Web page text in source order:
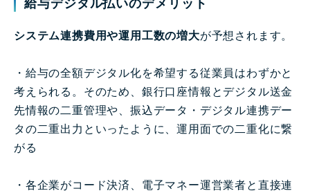
システム連携費用や運用工数の増大が予想されます。
・給与の全額デジタル化を希望する従業員はわずかと
考えられる。そのため、銀行口座情報とデジタル送金
先情報の二重管理や、振込データ・デジタル連携デー
タの二重出力といったように、運用面での二重化に繋
がる
・各企業がコード決済、電子マネー運営業者と直接連